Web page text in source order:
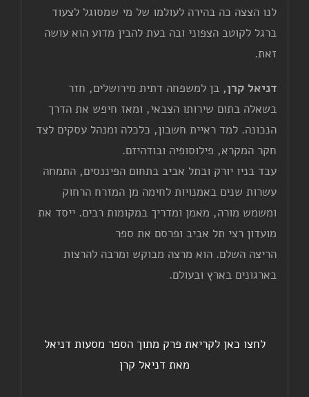
לנו הצצה כה בהירה לעולמו של מי שמסוגל לצעוד
ברגל לקוטב הצפוני ובה בעת להבין מדוע הוא עושה
זאת.
דניאל קרן, בן למשפחה דתית מירושלים, חזר
בשאלה בתום שירותו הצבאי, ומאז חיפש את הדרך
הנכונה. למד ראיית חשבון, כלכלה ומנהל עסקים לצד
חקר המקרא, פילוסופיה ובודהיזם.
עבד בניו יורק ובתל אביב בתחום הפיננסים, התמחה
עשרות שנים באמנויות לחימה מן המזרח הרחוק
ומשמש מורה, מאמן ומדריך במקומות רבים. ייסד את
מועדון רצי תל אביב ופרסם את ספר
הריצה השלם. הוא מרצה מבוקש ומרבה להרצות
בארגונים בארץ ובעולם.
לחצו כאן לקריאת פרק מתוך הספר מסעות דניאל
מאת דניאל קרן